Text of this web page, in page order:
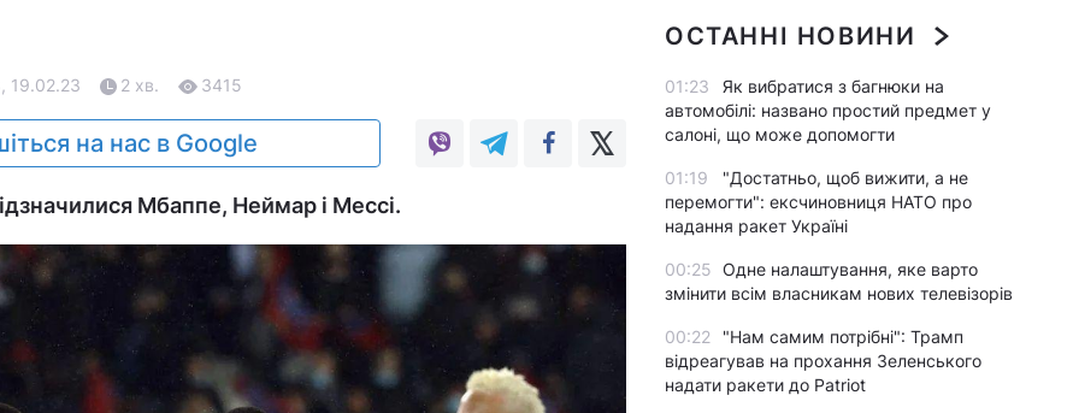
19.02.23 2 хв. 3415
на нас в Google
Мбаппе, Неймар і Мессі.
ОСТАННІ НОВИНИ
01:23
Як вибратися з багнюки на
автомобілі: названо простий предмет у
салоні, що може допомогти
01:19
"Достатньо, щоб вижити, а не
перемогти": ексчиновниця НАТО про
надання ракет Україні
00:25 Одне налаштування, яке варто
змінити всім власникам нових телевізорів
00:22
"Нам самим потрібні": Трамп
відреагував на прохання Зеленського
надати ракети до Patriot